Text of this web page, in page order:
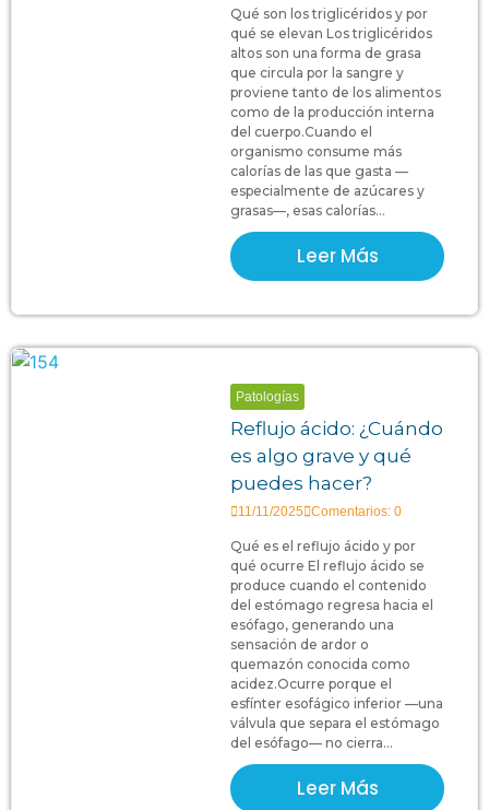
Qué son los triglicéridos y por
qué se elevan Los triglicéridos
altos son una forma de grasa
que circula por la sangre y
proviene tanto de los alimentos
como de la producción interna
del cuerpo.Cuando el
organismo consume más
calorías de las que gasta —
especialmente de azúcares y
grasas—, esas calorías...
Leer Más
Patologías
Reflujo ácido: ¿Cuándo
es algo grave y qué
puedes hacer?
11/11/2025 Comentarios: 0
Qué es el reflujo ácido y por
qué ocurre El reflujo ácido se
produce cuando el contenido
del estómago regresa hacia el
esófago, generando una
sensación de ardor o
quemazón conocida como
acidez.Ocurre porque el
esfínter esofágico inferior —una
válvula que separa el estómago
del esófago— no cierra...
Leer Más